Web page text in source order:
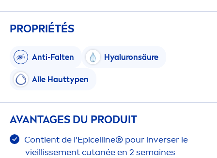
PROPRIÉTÉS
Anti-Falten Hyaluronsäure
Alle Hauttypen
AVANTAGES DU PRODUIT
Contient de l'Epicelline® pour inverser le
vieillissement cutanée en 2 semaines